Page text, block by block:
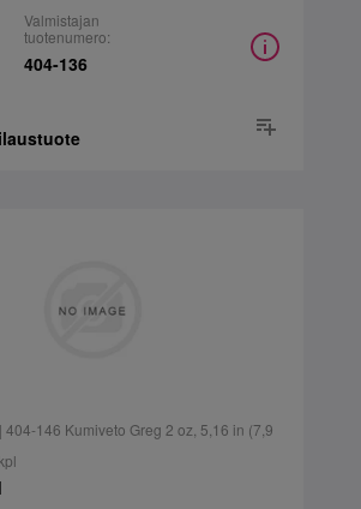
Valmistajan
tuotenumero:
404-136
146 Kumiveto Greg 2 oz, 5,16 in (7,9